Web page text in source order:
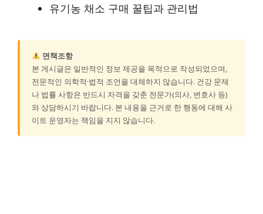
유기농 채소 구매 꿀팁과 관리법
면책조항
본 게시글은 일반적인 정보 제공을 목적으로 작성되었으며,
전문적인 의학적·법적 조언을 대체하지 않습니다. 건강 문제
나 법률 사항은 반드시 자격을 갖춘 전문가(의사, 변호사 등)
와 상담하시기 바랍니다. 본 내용을 근거로 한 행동에 대해 사
이트 운영자는 책임을 지지 않습니다.